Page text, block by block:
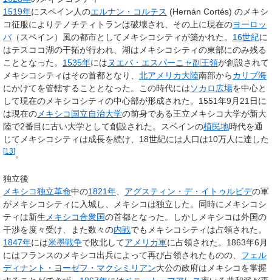
1519年にスペイン人のエルナン・コルテス (Hernán Cortés) のメキシ
コ征服によりテノチティトランは破壊され、その上に現在のヨーロッ
パ （スペイン）風の都市としてメキシコシティが築かれた。 16世紀に
はテスココ湖の干拓が行われ、湖はメキシコシティの東部にのみ残る
こととなった。 1535年にはヌエバ・エスパーニャ副王領が創設されて
メキシコシティはその首都となり、 北アメリカ大陸南部からカリブ海
にかけてを管轄することとなった。この時代にはソカロ広場を中心と
して現在のメキシコシティの中心部が形成された。1551年9月21日に
は現在のメキシコ国立自治大学の前身である王立メキシコ大学が新大
陸で2番目に古い大学として創設された。スペインの植民地時代を通
じてメキシコシティは成長を続け、18世紀には人口は10万人に達した
[13] 。
独立後
メキシコ独立革命中の1821年 アグスティン・デ・イトゥルビデの軍
がメキシコシティに入城し、メキシコは独立した。同時にメキシコシ
ティは新生 メキシコ合衆国の首都となった。しかしメキシコは外国の
干渉を度々受け、また数々の内戦でもメキシコシティは占領された。
1847年には米墨戦争で敗北してアメリカ軍に占領された。1863年6月
にはフランスのメキシコ出兵によって再び占領されたものの、 フェル
ディナント・ヨーゼフ・マクシミリアン大公の政府はメキシコを掌握